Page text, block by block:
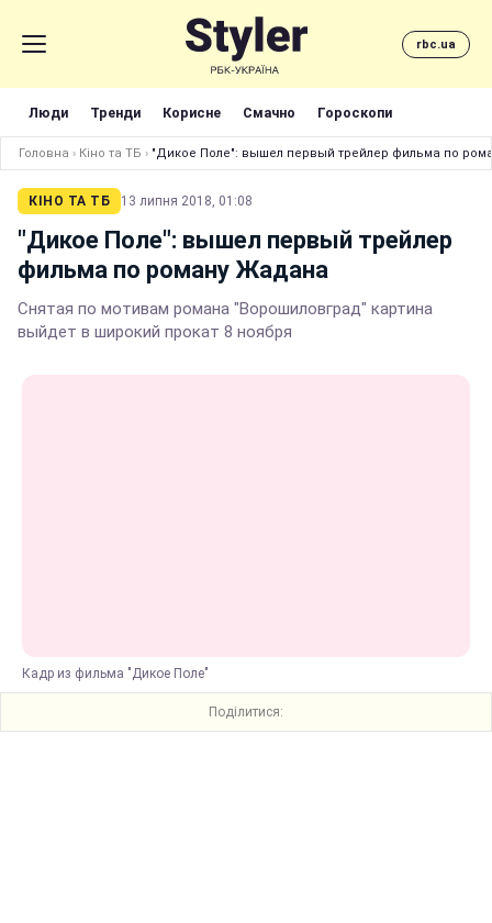
rbc.ua
Люди Тренди Корисне Смачно Гороскопи
Головна › Кіно та ТБ › "Дикое Поле": вышел первый трейлер фильма по
КІНО ТА ТБ 13 липня 2018, 01:08
"Дикое Поле": вышел первый трейлер
фильма по роману Жадана
Снятая по мотивам романа "Ворошиловград" картина
выйдет в широкий прокат 8 ноября
Кадр из фильма "Дикое Поле"
Поділитися: